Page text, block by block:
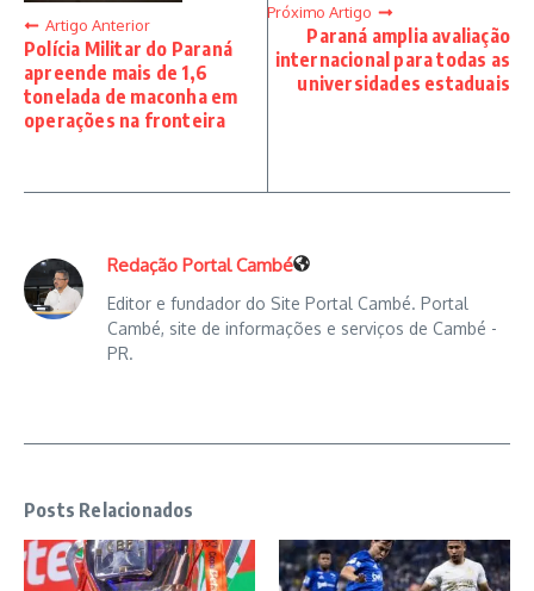
Artigo Anterior
Polícia Militar do Paraná
apreende mais de 1,6
tonelada de maconha em
operações na fronteira
Próximo Artigo
Paraná amplia avaliação
internacional para todas as
universidades estaduais
Redação Portal Cambé
Editor e fundador do Site Portal Cambé. Portal
Cambé, site de informações e serviços de Cambé -
PR.
Posts Relacionados